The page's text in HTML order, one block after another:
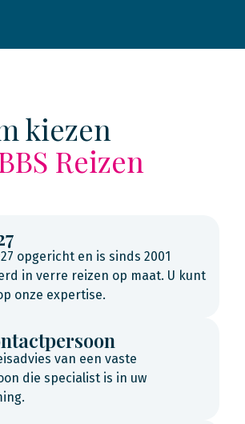
kiezen
Reizen
opgericht en is sinds 2001
in verre reizen op maat. U kunt
onze expertise.
van een vaste
die specialist is in uw